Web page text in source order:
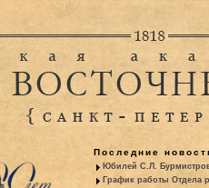
Последние
Юбилей С.Л.
График работы Отдела